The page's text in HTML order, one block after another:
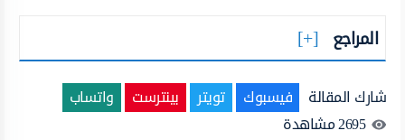
المراجع
شارك المقالة فيسبوك تويتر بينترست
واتساب
2695مشاهدة